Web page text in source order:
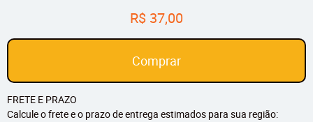
R$ 37,00
Comprar
FRETE E PRAZO
Calcule o frete e o prazo de entrega estimados para sua região: